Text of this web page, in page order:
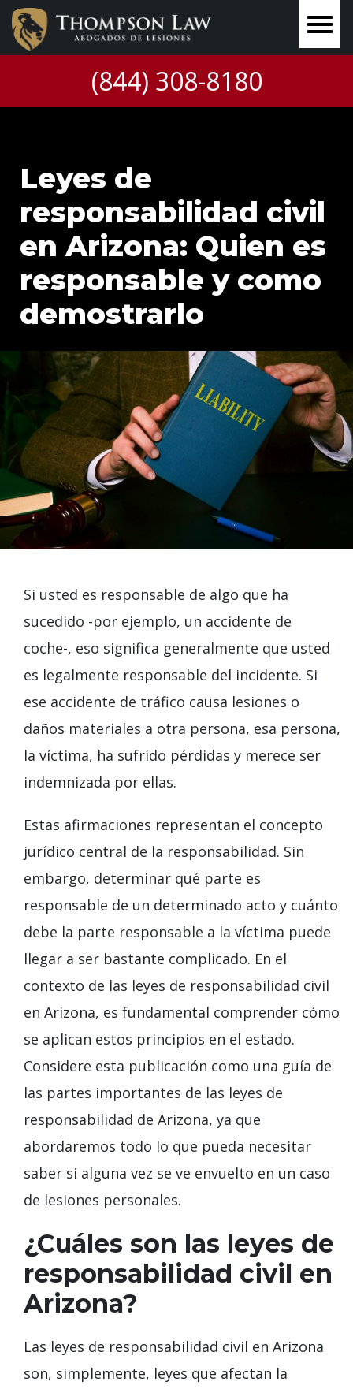
(844) 308-8180
Leyes de
responsabilidad civil
en Arizona: Quien es
responsable y como
demostrarlo
Si usted es responsable de algo que ha
sucedido -por ejemplo, un accidente de
coche-, eso significa generalmente que usted
es legalmente responsable del incidente. Si
ese accidente de tráfico causa lesiones o
daños materiales a otra persona, esa persona,
la víctima, ha sufrido pérdidas y merece ser
indemnizada por ellas.
Estas afirmaciones representan el concepto
jurídico central de la responsabilidad. Sin
embargo, determinar qué parte es
responsable de un determinado acto y cuánto
debe la parte responsable a la víctima puede
llegar a ser bastante complicado. En el
contexto de las leyes de responsabilidad civil
en Arizona, es fundamental comprender cómo
se aplican estos principios en el estado.
Considere esta publicación como una guía de
las partes importantes de las leyes de
responsabilidad de Arizona, ya que
abordaremos todo lo que pueda necesitar
saber si alguna vez se ve envuelto en un caso
de lesiones personales.
¿Cuáles son las leyes de
responsabilidad civil en
Arizona?
Las leyes de responsabilidad civil en Arizona
son, simplemente, leyes que afectan la